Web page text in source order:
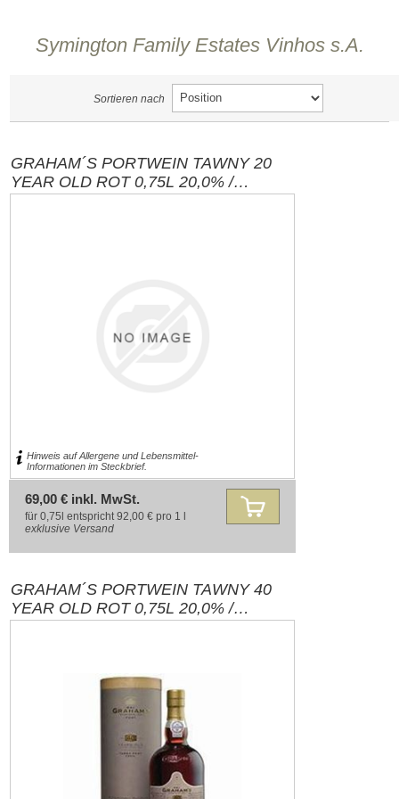
Symington Family Estates Vinhos s.A.
Sortieren nach
GRAHAM´S PORTWEIN TAWNY 20
YEAR OLD ROT 0,75L 20,0% /
PORTUGAL
Hinweis auf Allergene und Lebensmittel-
Informationen im Steckbrief.
69,00 € inkl. MwSt.
für 0,75l entspricht 92,00 € pro 1 l
exklusive Versand
GRAHAM´S PORTWEIN TAWNY 40
YEAR OLD ROT 0,75L 20,0% /
PORTUGAL